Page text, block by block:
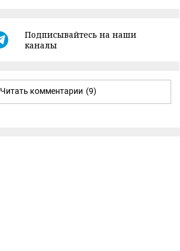
Подписывайтесь на наши
каналы
Читать комментарии (9)